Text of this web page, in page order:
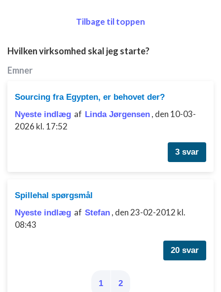
Tilbage til toppen
Hvilken virksomhed skal jeg starte?
Emner
Sourcing fra Egypten, er behovet der?
Nyeste indlæg af Linda Jørgensen , den 10-03-
2026 kl. 17:52
3 svar
Spillehal spørgsmål
Nyeste indlæg af Stefan , den 23-02-2012 kl.
08:43
20 svar
1 2
Udvikle og forbedre tjenester
indhold
IAB Special Features:
placeringsoplysninger
Identificere enheder baseret på aktivt
anmodede oplysninger
Funktionel
Annoncering / marketing